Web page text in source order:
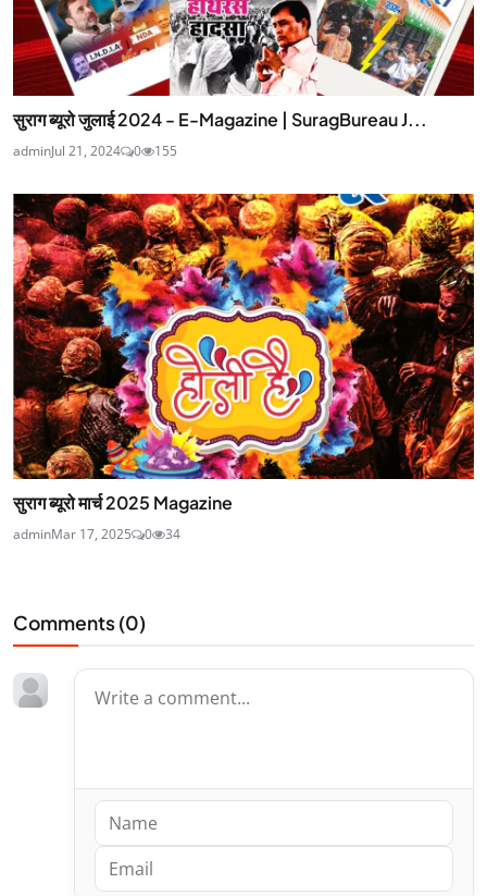
सुराग ब्यूरो जुलाई 2024 - E-Magazine | SuragBureau J...
adminJul 21, 2024 0 155
सुराग ब्यूरो मार्च 2025 Magazine
adminMar 17, 2025 0 34
Comments (0)